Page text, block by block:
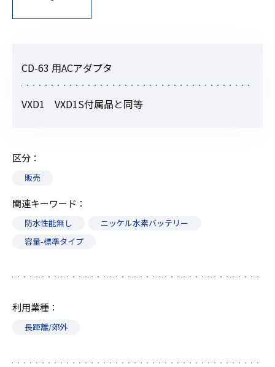
CD-63 用ACアダプタ
VXD1 VXD1S付属品と同等
区分
販売
関連キーワード
防水性能無し
ニッケル水素バッテリー
容量-標準タイプ
利用業種
長距離/郊外